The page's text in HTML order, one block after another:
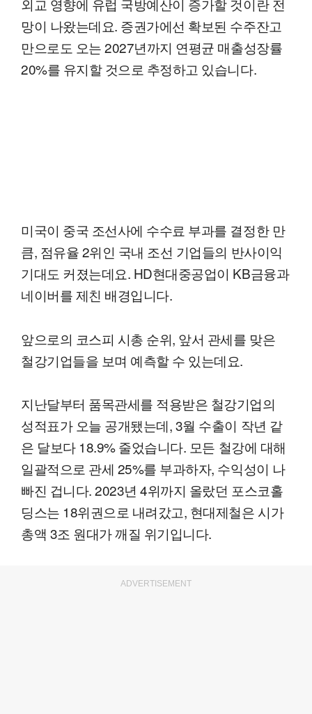
망이 나왔는데요. 증권가에선 확보된 수주잔고
만으로도 오는 2027년까지 연평균 매출성장률
20%를 유지할 것으로 추정하고 있습니다.
미국이 중국 조선사에 수수료 부과를 결정한 만
큼, 점유율 2위인 국내 조선 기업들의 반사이익
기대도 커졌는데요. HD현대중공업이 KB금융과
네이버를 제친 배경입니다.
앞으로의 코스피 시총 순위, 앞서 관세를 맞은
철강기업들을 보며 예측할 수 있는데요.
지난달부터 품목관세를 적용받은 철강기업의
성적표가 오늘 공개됐는데, 3월 수출이 작년 같
은 달보다 18.9% 줄었습니다. 모든 철강에 대해
일괄적으로 관세 25%를 부과하자, 수익성이 나
빠진 겁니다. 2023년 4위까지 올랐던 포스코홀
딩스는 18위권으로 내려갔고, 현대제철은 시가
총액 3조 원대가 깨질 위기입니다.
ADVERTISEMENT